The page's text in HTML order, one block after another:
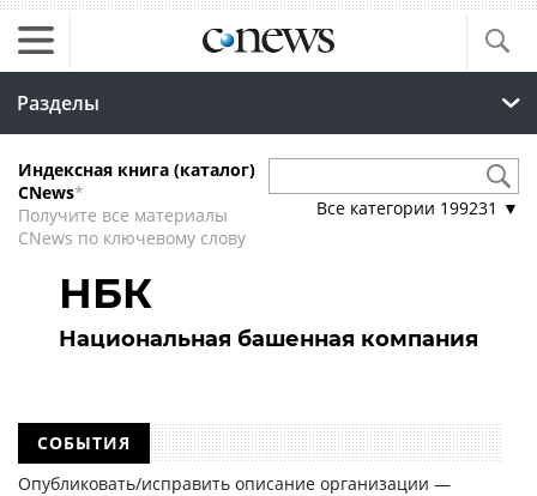
Разделы
Индексная книга (каталог)
CNews*
Получите все материалы
CNews по ключевому слову
Все категории 199231 ▼
НБК
Национальная башенная компания
СОБЫТИЯ
Опубликовать/исправить описание организации —